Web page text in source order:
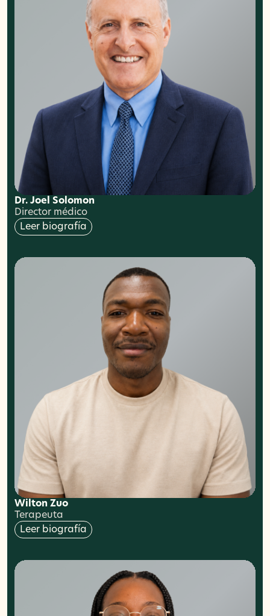
Dr. Joel Solomon
Director médico
Leer biografía
Wilton Zuo
Terapeuta
Leer biografía